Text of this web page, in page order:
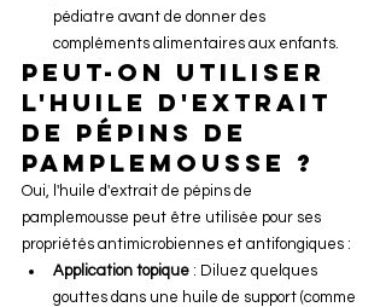
pédiatre avant de donner des
compléments alimentaires aux enfants.
Peut-on utiliser
l'huile d'extrait
de pépins de
pamplemousse ?
Oui, l'huile d'extrait de pépins de
pamplemousse peut être utilisée pour ses
propriétés antimicrobiennes et antifongiques :
Application topique : Diluez quelques
gouttes dans une huile de support (comme